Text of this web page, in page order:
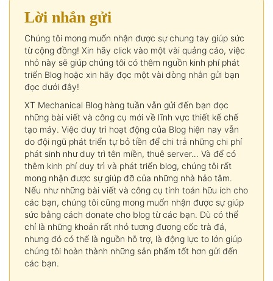
Lời nhắn gửi
Chúng tôi mong muốn nhận được sự chung tay giúp sức
từ cộng đồng! Xin hãy click vào một vài quảng cáo, việc
nhỏ này sẽ giúp chúng tôi có thêm nguồn kinh phí phát
triển Blog hoặc xin hãy đọc một vài dòng nhắn gửi bạn
đọc dưới đây!
XT Mechanical Blog hàng tuần vẫn gửi đến bạn đọc
những bài viết và công cụ mới về lĩnh vực thiết kế chế
tạo máy. Việc duy trì hoạt động của Blog hiện nay vẫn
do đội ngũ phát triển tự bỏ tiền để chi trả những chi phí
phát sinh như duy trì tên miền, thuê server… Và để có
thêm kinh phí duy trì và phát triển blog, chúng tôi rất
mong nhận được sự giúp đỡ của những nhà hảo tâm.
Nếu như những bài viết và công cụ tính toán hữu ích cho
các bạn, chúng tôi cũng mong muốn nhận được sự giúp
sức bằng cách donate cho blog từ các bạn. Dù có thể
chỉ là những khoản rất nhỏ tương đương cốc trà đá,
nhưng đó có thể là nguồn hỗ trợ, là động lực to lớn giúp
chúng tôi hoàn thành những sản phẩm tốt hơn gửi đến
các bạn.